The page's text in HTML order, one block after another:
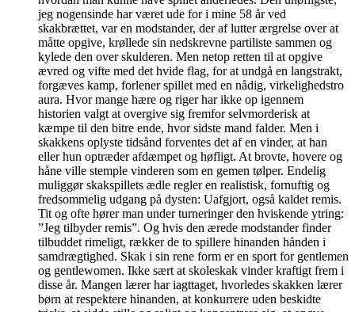
jeg nogensinde har været ude for i mine 58 år ved
skakbrættet, var en modstander, der af lutter ærgrelse over at
måtte opgive, krøllede sin nedskrevne partiliste sammen og
kylede den over skulderen. Men netop retten til at opgive
ævred og vifte med det hvide flag, for at undgå en langstrakt,
forgæves kamp, forlener spillet med en nådig, virkelighedstro
aura. Hvor mange hære og riger har ikke op igennem
historien valgt at overgive sig fremfor selvmorderisk at
kæmpe til den bitre ende, hvor sidste mand falder. Men i
skakkens oplyste tidsånd forventes det af en vinder, at han
eller hun optræder afdæmpet og høfligt. At brovte, hovere og
håne ville stemple vinderen som en gemen tølper. Endelig
muliggør skakspillets ædle regler en realistisk, fornuftig og
fredsommelig udgang på dysten: Uafgjort, også kaldet remis.
Tit og ofte hører man under turneringer den hviskende ytring:
”Jeg tilbyder remis”. Og hvis den ærede modstander finder
tilbuddet rimeligt, rækker de to spillere hinanden hånden i
samdrægtighed. Skak i sin rene form er en sport for gentlemen
og gentlewomen. Ikke sært at skoleskak vinder kraftigt frem i
disse år. Mangen lærer har iagttaget, hvorledes skakken lærer
børn at respektere hinanden, at konkurrere uden beskidte